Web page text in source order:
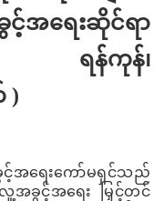
အရေးဆိုင်ရာ
( ရန်ကုန်၊
)
င့်အရေးကော်မရှင်သည်
လူ့အခွင့်အရေး မြှင့်တင်